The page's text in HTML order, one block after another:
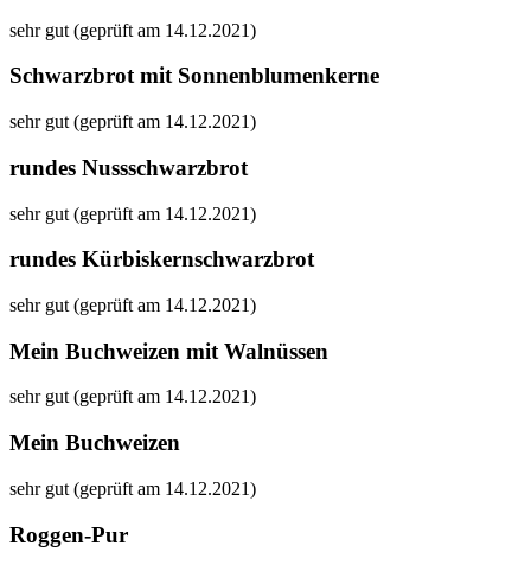
sehr gut (geprüft am 14.12.2021)
Schwarzbrot mit Sonnenblumenkerne
sehr gut (geprüft am 14.12.2021)
rundes Nussschwarzbrot
sehr gut (geprüft am 14.12.2021)
rundes Kürbiskernschwarzbrot
sehr gut (geprüft am 14.12.2021)
Mein Buchweizen mit Walnüssen
sehr gut (geprüft am 14.12.2021)
Mein Buchweizen
sehr gut (geprüft am 14.12.2021)
Roggen-Pur